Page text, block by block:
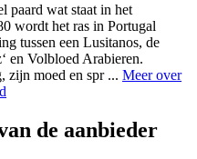
paard wat staat in het
wordt het ras in Portugal
tussen een Lusitanos, de
en Volbloed Arabieren.
zijn moed en spr ... Meer over
de aanbieder